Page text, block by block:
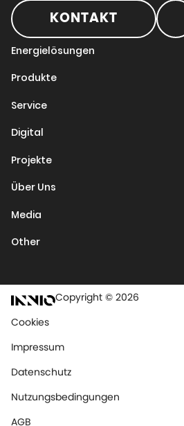
KONTAKT
Energielösungen
Produkte
Service
Digital
Projekte
Über Uns
Media
Other
Copyright © 2026
Cookies
Impressum
Datenschutz
Nutzungsbedingungen
AGB